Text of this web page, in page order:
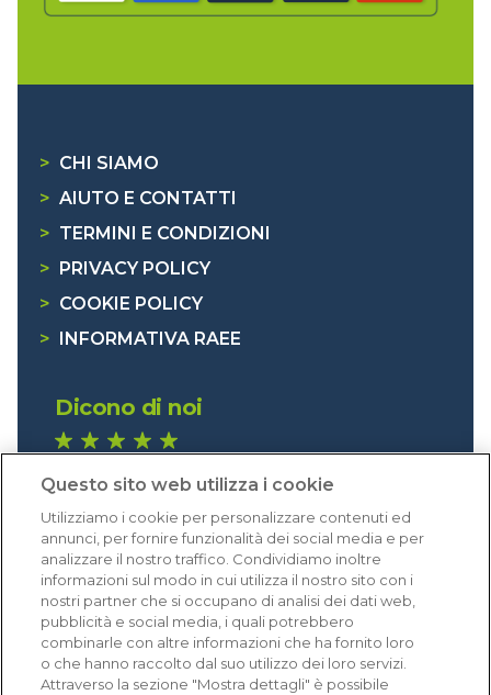
> CHI SIAMO
> AIUTO E CONTATTI
> TERMINI E CONDIZIONI
>
PRIVACY POLICY
> COOKIE POLICY
>
INFORMATIVA RAEE
Dicono di noi
Eccellente (4,8)
Acquisti verificati
Questo sito web utilizza i cookie
Utilizziamo i cookie per personalizzare contenuti ed
annunci, per fornire funzionalità dei social media e per
analizzare il nostro traffico. Condividiamo inoltre
informazioni sul modo in cui utilizza il nostro sito con i
nostri partner che si occupano di analisi dei dati web,
pubblicità e social media, i quali potrebbero
combinarle con altre informazioni che ha fornito loro
o che hanno raccolto dal suo utilizzo dei loro servizi.
Attraverso la sezione "Mostra dettagli" è possibile